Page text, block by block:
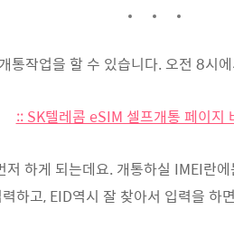
통작업을 할 수 있습니다. 오전 8시
:: SK텔레콤 eSIM 셀프개통 페이지
하게 되는데요. 개통하실 IMEI란
하고, EID역시 잘 찾아서 입력을 하